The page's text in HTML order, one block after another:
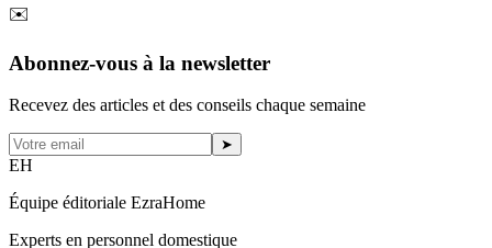
✉️
Abonnez-vous à la newsletter
Recevez des articles et des conseils chaque semaine
➤
EH
Équipe éditoriale EzraHome
Experts en personnel domestique